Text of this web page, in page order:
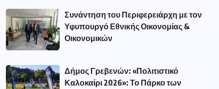
Συνάντηση του Περιφερειάρχη με τον
Υφυπουργό Εθνικής Οικονομίας &
Οικονομικών
Δήμος Γρεβενών: «Πολιτιστικό
Καλοκαίρι 2026»: Το Πάρκο των